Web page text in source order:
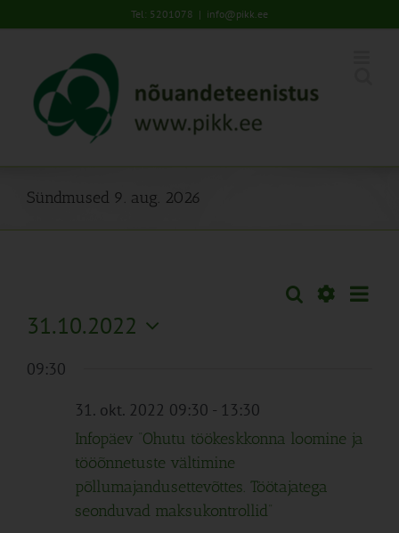
to
Tel: 5201078 | info@pikk.ee
Sündmused 9. aug. 2026
Sündmused
Otsi Päev
31.10.2022
kuupäev.
09:30
31. okt. 2022 09:30 - 13:30
Infopäev “Ohutu töökeskkonna loomine ja
tööõnnetuste vältimine
põllumajandusettevõttes. Töötajatega
seonduvad maksukontrollid”